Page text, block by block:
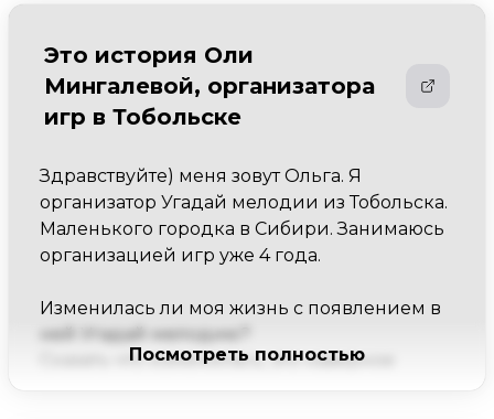
Это история Оли
Мингалевой, организатора
игр в Тобольске
Здравствуйте) меня зовут Ольга. Я
организатор Угадай мелодии из Тобольска.
Маленького городка в Сибири. Занимаюсь
организацией игр уже 4 года.
Изменилась ли моя жизнь с появлением в
ней Угадай мелодию?
Сказать что изменилась, это наверное
Посмотреть полностью